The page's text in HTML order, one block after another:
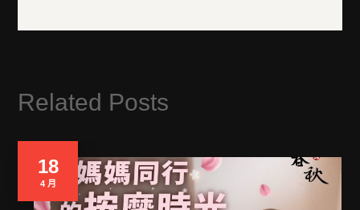
Related Posts
18
4 月